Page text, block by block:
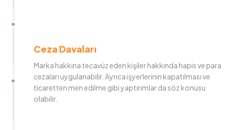
Ceza Davaları
Marka hakkına tecavüz eden kişiler hakkında hapis ve para
cezaları uygulanabilir. Ayrıca işyerlerinin kapatılması ve
ticaretten men edilme gibi yaptırımlar da söz konusu
olabilir.